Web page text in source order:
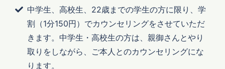
中学生、高校生、22歳までの学生の方に限り、学
割（1分150円）でカウンセリングをさせていただ
きます。中学生・高校生の方は、親御さんとやり
取りをしながら、ご本人とのカウンセリングにな
ります。